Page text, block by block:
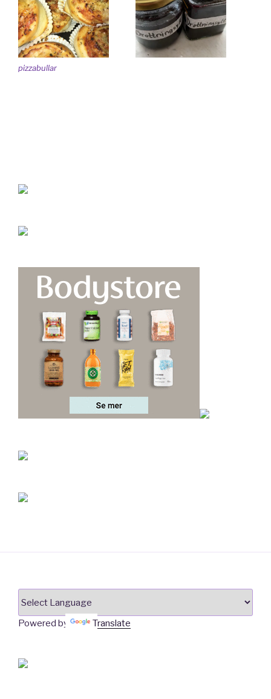
pizzabullar
Powered by Translate